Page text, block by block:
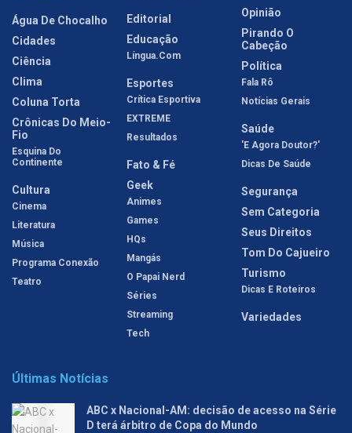
Água De Chocalho
Cidades
Ciência
Clima
Coluna Torta
Crônicas Do Meio-
Fio
Esquina Do
Continente
Cultura
Cinema
Literatura
Música
Programa Conexão
Teatro
Editorial
Educação
Língua.com
Esportes
Crítica Esportiva
EXTREME
Resultados
Fato & Fé
Geek
Animes
Games
HQs
Mangás
O Papai Nerd
Séries
Streaming
Tech
Opinião
Pirando O
Cabeção
Política
Fala Rô
Notícias Gerais
Saúde
'E Agora Doutor?'
Dicas De Saúde
Segurança
Sem Categoria
Seus Direitos
Tom Do Cajueiro
Turismo
Dicas E Roteiros
Variedades
Últimas Notícias
ABC x Nacional-AM: decisão de acesso na Série
D terá árbitro de Copa do Mundo